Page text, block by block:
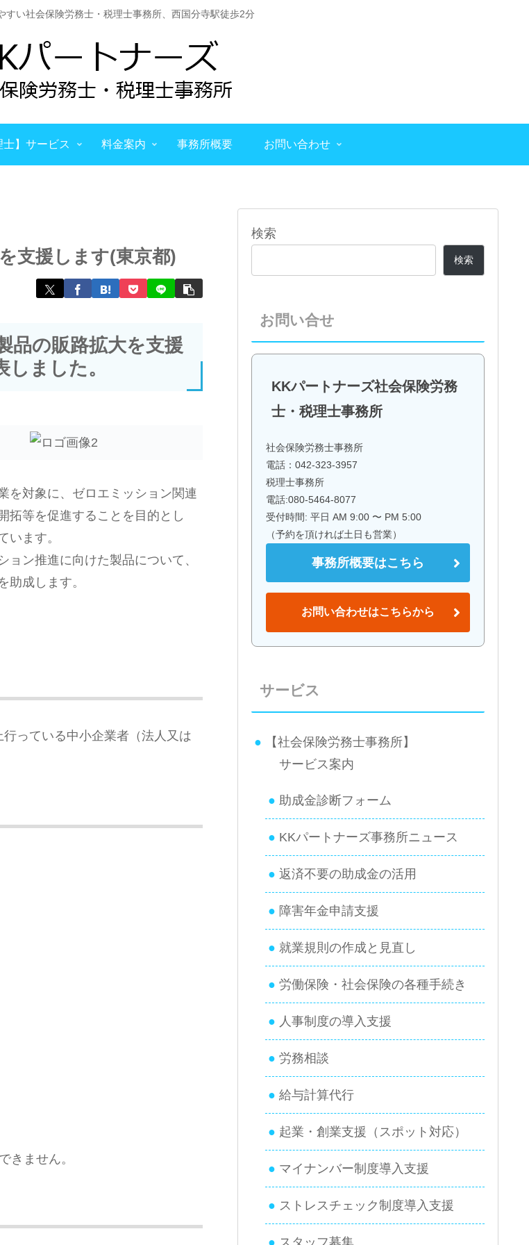
すい社会保険労務士・税理士事務所、西国分寺駅徒歩2分
士】サービス 料金案内 事務所概要 お問い合わせ
支援します(東京都)
品の販路拡大を支援
ました。
を対象に、ゼロエミッション関連
拓等を促進することを目的とし
います。
ン推進に向けた製品について、
助成します。
っている中小企業者（法人又は
きません。
検索
検索
お問い合せ
KKパートナーズ社会保険労務
士・税理士事務所
社会保険労務士事務所
電話：042-323-3957
税理士事務所
電話:080-5464-8077
受付時間: 平日 AM 9:00 〜 PM 5:00
（予約を頂ければ土日も営業）
事務所概要はこちら
お問い合わせはこちらから
サービス
【社会保険労務士事務所】
サービス案内
助成金診断フォーム
KKパートナーズ事務所ニュース
返済不要の助成金の活用
障害年金申請支援
就業規則の作成と見直し
労働保険・社会保険の各種手続き
人事制度の導入支援
労務相談
給与計算代行
起業・創業支援（スポット対応）
マイナンバー制度導入支援
ストレスチェック制度導入支援
スタッフ募集